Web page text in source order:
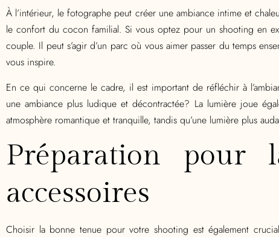
À l’intérieur, le fotographe peut créer une ambiance intime et
le confort du cocon familial. Si vous optez pour un shooting en
couple. Il peut s’agir d’un parc où vous aimer passer du temps
vous inspire.
En ce qui concerne le cadre, il est important de réfléchir à
une ambiance plus ludique et décontractée? La lumière joue
atmosphère romantique et tranquille, tandis qu’une lumière plus
Préparation pour
accessoires
Choisir la bonne tenue pour votre shooting est également